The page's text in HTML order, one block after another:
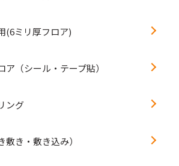
(6ミリ厚フロア)
ア（シール・テープ貼）
ング
敷き・敷き込み）